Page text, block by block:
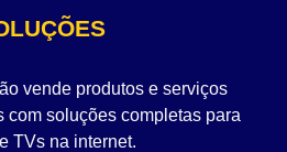
vende produtos e serviços
com soluções completas para
TVs na internet.